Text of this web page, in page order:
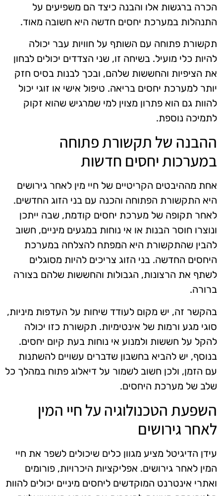
הכרה ברגשות אלו והבנה כיצד הם משפיעים על
התנהלות במערכת יחסים חדשה היא חשובה מאוד.
תקשורת פתוחה עם השותף על חוויות עבר יכולה
להיות כלי מועיל. בשיחה זו, שני הצדדים יכולים לבחון
את הציפיות והחששות שלהם, ובכך לבנות בסיס חזק
יותר למערכת יחסים בריאה. טיפול אישי או זוגי יכול
להוות גם הוא פתרון מצוין למי שמרגיש שהוא זקוק
לתמיכה נוספת.
ההבנה של תקשורת פתוחה
במערכות יחסים חדשות
אחת מההיבטים הקריטיים של חיי מין לאחר גירושים
היא התקשורת הפתוחה והכנה עם בני הזוג החדשים.
לאחר תקופה של מערכת יחסים קודמת, שבה ייתכן
ונוצרו חוסר הבנות או אי נוחות במגעים מיניים, חשוב
להבין שהתקשורת היא המפתח להצלחה במערכת
היחסים החדשה. בני הזוג צריכים להיות מסוגלים
לשתף את הרצונות, הגבולות והחששות שלהם בצורה
ברורה.
בהקשר זה, יש מקום לעודד שיחות על העדפות מיניות,
סוגי מגע ורמות של אינטימיות. תקשורת כזו יכולה
להקל על חששות ולמנוע אי נוחות בעת קיום יחסים.
בנוסף, יש להביא בחשבון שדברים עשויים להשתנות
עם הזמן, ולכן חשוב לשמור על דיאלוג פתוח במהלך כל
שלב של מערכת היחסים.
השפעת הטכנולוגיה על חיי המין
לאחר גירושים
עידן הדיגיטל מציע מגוון כלים שיכולים לשפר את חיי
המין לאחר גירושים. אפליקציות היכרויות, פורומים
ואתרי אינטרנט המוקדשים ליחסים מיניים יכולים להוות